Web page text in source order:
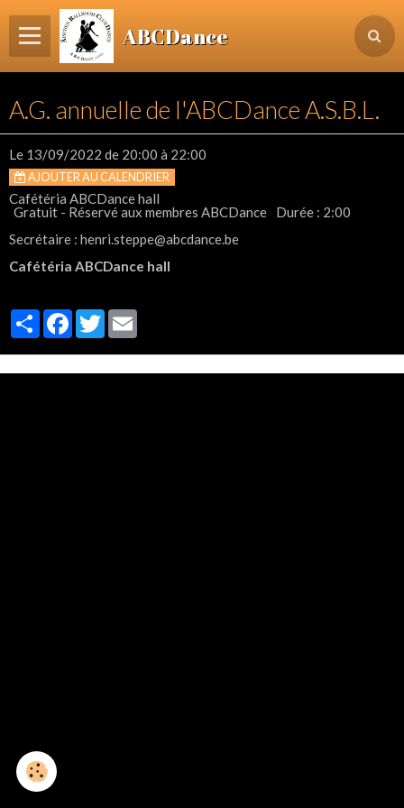
ABCDance
Informations
Agenda Evénements / Cours / Workshops
Inscription & Cours
Contact
Login membre
A.G. annuelle de l'ABCDance A.S.B.L.
Le 13/09/2022 de 20:00 à 22:00
AJOUTER AU CALENDRIER
Cafétéria ABCDance hall
Gratuit - Réservé aux membres ABCDance
Durée : 2:00
Secrétaire : henri.steppe@abcdance.be
Cafétéria ABCDance hall
PartagerFacebook
Twitter